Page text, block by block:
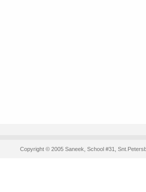
Copyright © 2005 Saneek, School #31,